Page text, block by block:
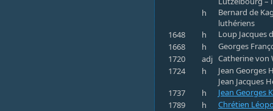
h
Bernard de
luthériens
1648
h
Loup Jacques
1668
h
Georges
1720
adj Catherine von
1724
h
Jean Georges
Jean Jacques
1737
h
Jean Georges
1789
h
Chrétien